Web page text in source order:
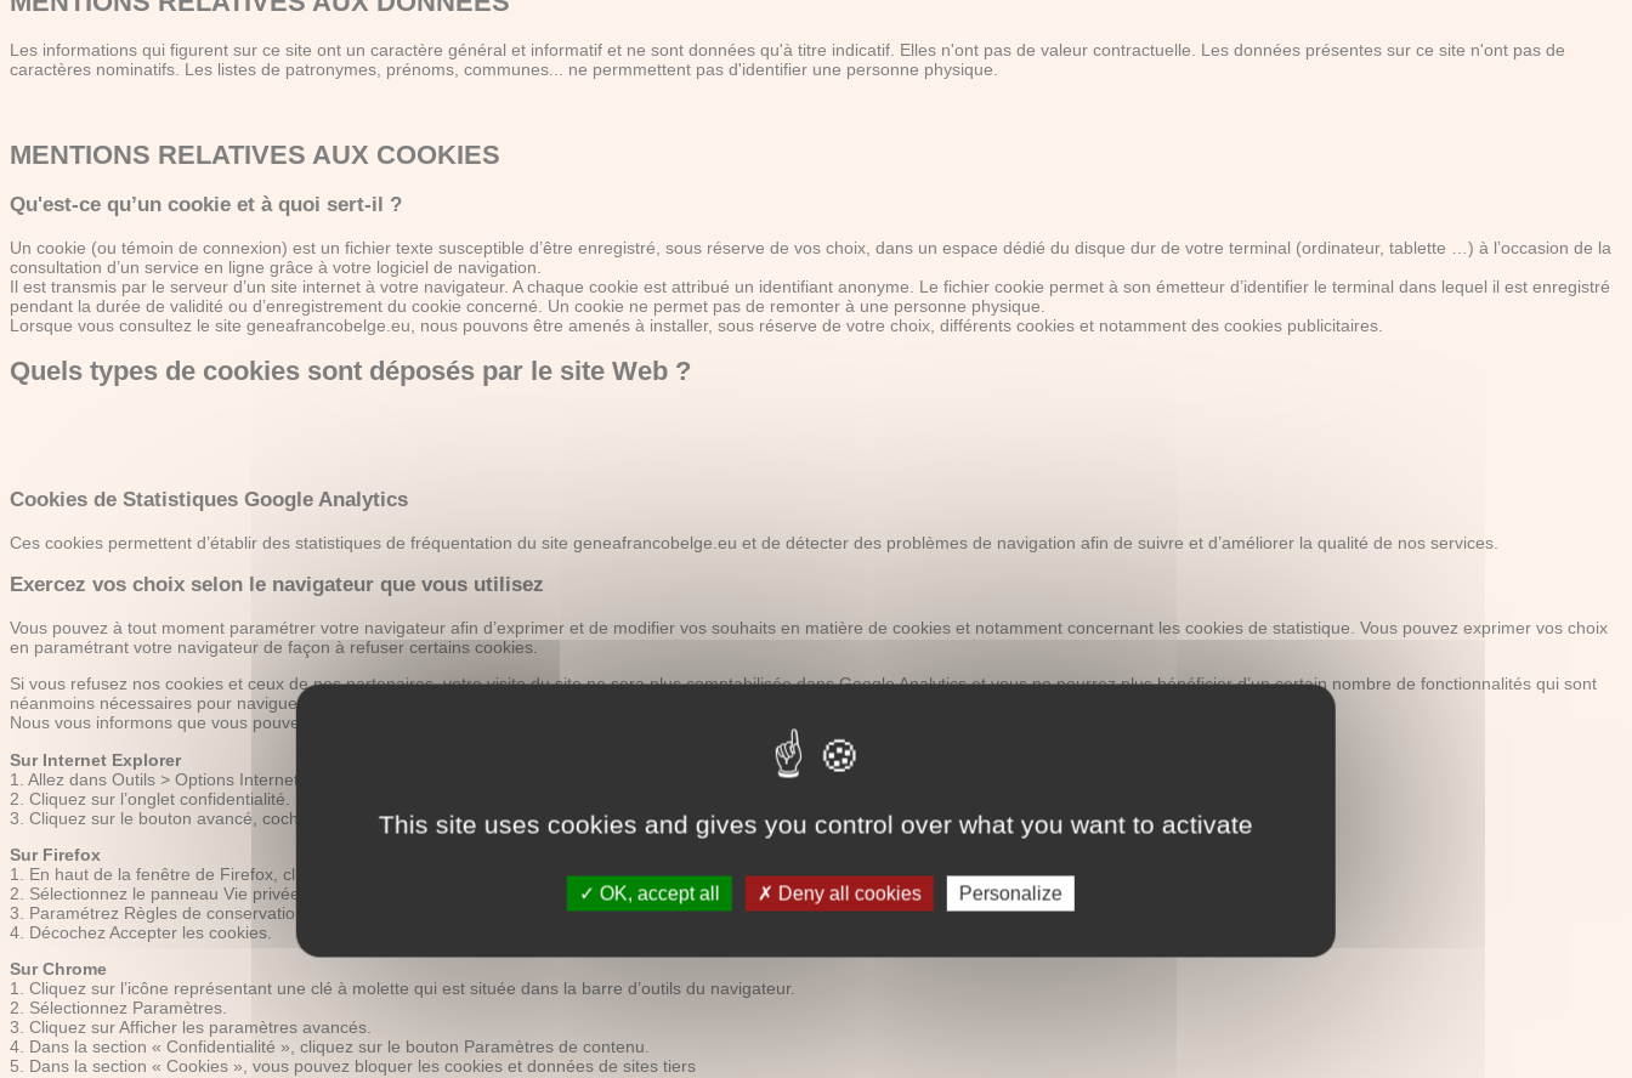
Les informations qui figurent sur ce site ont un caractère général et informatif et ne sont données qu'à titre indicatif. Elles n'ont pas de valeur contractuelle. Les données présentes sur ce site n'ont pas de
caractères nominatifs. Les listes de patronymes, prénoms, communes... ne permmettent pas d'identifier une personne physique.
MENTIONS RELATIVES AUX COOKIES
Qu'est-ce qu’un cookie et à quoi sert-il ?
Un cookie (ou témoin de connexion) est un fichier texte susceptible d’être enregistré, sous réserve de vos choix, dans un espace dédié du disque dur de votre terminal (ordinateur, tablette …) à l’occasion de la
consultation d’un service en ligne grâce à votre logiciel de navigation.
Il est transmis par le serveur d’un site internet à votre navigateur. A chaque cookie est attribué un identifiant anonyme. Le fichier cookie permet à son émetteur d’identifier le terminal dans lequel il est enregistré
pendant la durée de validité ou d’enregistrement du cookie concerné. Un cookie ne permet pas de remonter à une personne physique.
Lorsque vous consultez le site geneafrancobelge.eu, nous pouvons être amenés à installer, sous réserve de votre choix, différents cookies et notamment des cookies publicitaires.
Quels types de cookies sont déposés par le site Web ?
Cookies de Statistiques Google Analytics
Ces cookies permettent d’établir des statistiques de fréquentation du site geneafrancobelge.eu et de détecter des problèmes de navigation afin de suivre et d’améliorer la qualité de nos services.
Exercez vos choix selon le navigateur que vous utilisez
Vous pouvez à tout moment paramétrer votre navigateur afin d’exprimer et de modifier vos souhaits en matière de cookies et notamment concernant les cookies de statistique. Vous pouvez exprimer vos choix
en paramétrant votre navigateur de façon à refuser certains cookies.
Si vous refusez nos cookies et ceux de nos partenaires, votre visite du site ne sera plus comptabilisée dans Google Analytics et vous ne pourrez plus bénéficier d’un certain nombre de fonctionnalités qui sont
néanmoins nécessaires pour naviguer dans certaines de nos pages.
Nous vous informons que vous pouvez toutefois vous opposer à l’enregistrement de cookies en suivant le mode opératoire disponible ci-dessous :
Sur Internet Explorer
1. Allez dans Outils > Options Internet.
2. Cliquez sur l’onglet confidentialité.
3. Cliquez sur le bouton avancé, cochez la case » Ignorer la gestion automatique des cookies ».
Sur Firefox
1. En haut de la fenêtre de Firefox, cliquez sur le bouton Firefox (menu Outils sous Windows XP), puis sélectionnez Options.
2. Sélectionnez le panneau Vie privée.
3. Paramétrez Règles de conservation : à utiliser les paramètres personnalisés pour l’historique.
4. Décochez Accepter les cookies.
Sur Chrome
1. Cliquez sur l’icône représentant une clé à molette qui est située dans la barre d’outils du navigateur.
2. Sélectionnez Paramètres.
3. Cliquez sur Afficher les paramètres avancés.
4. Dans la section « Confidentialité », cliquez sur le bouton Paramètres de contenu.
5. Dans la section « Cookies », vous pouvez bloquer les cookies et données de sites tiers
This site uses cookies and gives you control over what you want to activate
OK, accept all Deny all cookies Personalize